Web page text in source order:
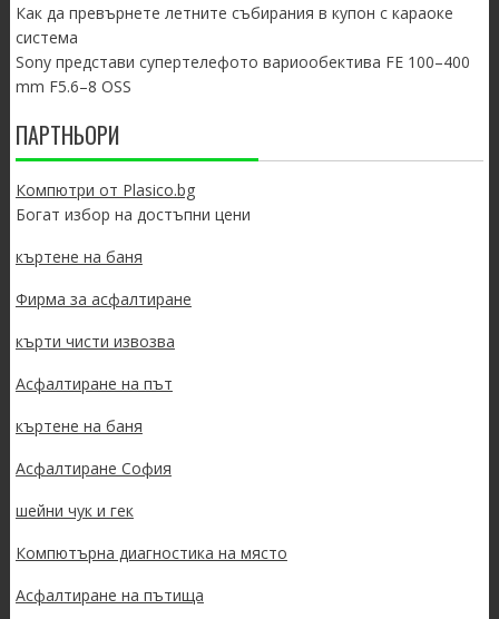
Как да превърнете летните събирания в купон с караоке
система
Sony представи супертелефото вариообектива FE 100–400
mm F5.6–8 OSS
ПАРТНЬОРИ
Компютри от Plasico.bg
Богат избор на достъпни цени
къртене на баня
Фирма за асфалтиране
кърти чисти извозва
Асфалтиране на път
къртене на баня
Асфалтиране София
шейни чук и гек
Компютърна диагностика на място
Асфалтиране на пътища